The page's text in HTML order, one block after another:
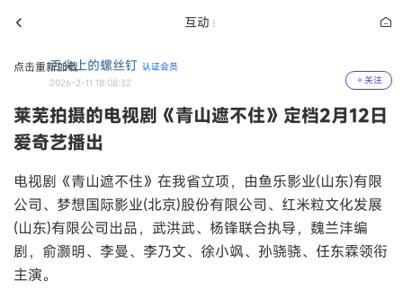
互动
点击重新加载舌尖上的螺丝钉 认证会员
2026-2-11 18:08:32
关注
莱芜拍摄的电视剧《青山遮不住》定档2月12日
爱奇艺播出
电视剧《青山遮不住》在我省立项，由鱼乐影业(山东)有限
公司、梦想国际影业(北京)股份有限公司、红米粒文化发展
(山东)有限公司出品，武洪武、杨锋联合执导，魏兰沣编
剧，俞灏明、李曼、李乃文、徐小飒、孙骁骁、任东霖领衔
主演。